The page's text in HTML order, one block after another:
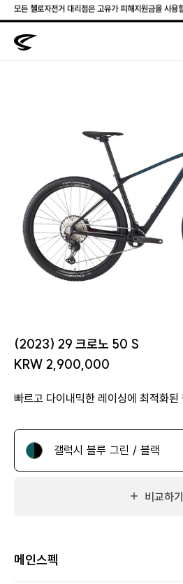
모든 첼로자전거 대리점은 고유가 피해지원금을 사용
첼로 전 제품 삼성카드 / KB국민카드 12개월 무이자
(2023) 29 크로노 50 S
KRW 2,900,000
빠르고 다이내믹한 레이싱에 최적화
갤럭시 블루 그린 / 블랙
비교하기
메인스펙